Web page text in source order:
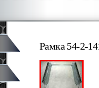
Рамка 54-2-